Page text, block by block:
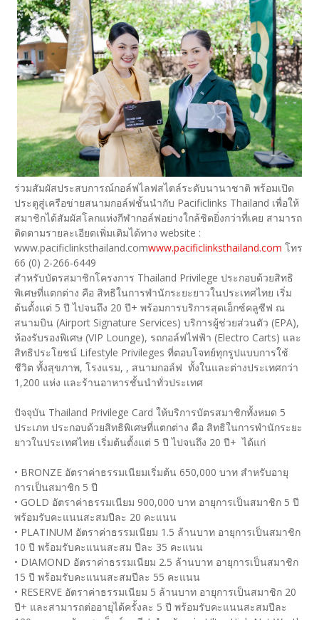
ร่วมสัมผัสประสบการณ์กอล์ฟไลฟสไตล์ระดับนานาชาติ พร้อมเปิด
ประตูสู่เครือข่ายสนามกอล์ฟชั้นนำกับ Pacificlinks Thailand เพื่อให้
สมาชิกได้สัมผัสโลกแห่งกีฬากอล์ฟอย่างใกล้ชิดยิ่งกว่าที่เคย สามารถ
ติดตามรายละเอียดเพิ่มเติมได้ทาง website :
www.pacificlinksthailand.comwww.pacificlinksthailand.com โทร
66 (0) 2-266-6449
สำหรับบัตรสมาชิกโครงการ Thailand Privilege ประกอบด้วยสิทธิ
พิเศษที่แตกต่าง คือ สิทธิในการพำนักระยะยาวในประเทศไทย เริ่ม
ต้นตั้งแต่ 5 ปี ไปจนถึง 20 ปี+ พร้อมการบริการสุดเอ็กซ์คลูซีฟ ณ
สนามบิน (Airport Signature Services) บริการผู้ช่วยส่วนตัว (EPA),
ห้องรับรองพิเศษ (VIP Lounge), รถกอล์ฟไฟฟ้า (Electro Carts) และ
สิทธิประโยชน์ Lifestyle Privileges ที่ตอบโจทย์ทุกรูปแบบการใช้
ชีวิต ทั้งสุขภาพ, โรงแรม, , สนามกอล์ฟ ทั้งในและต่างประเทศกว่า
1,200 แห่ง และร้านอาหารชั้นนำทั่วประเทศ
ปัจจุบัน Thailand Privilege Card ให้บริการบัตรสมาชิกทั้งหมด 5
ประเภท ประกอบด้วยสิทธิพิเศษที่แตกต่าง คือ สิทธิในการพำนักระยะ
ยาวในประเทศไทย เริ่มต้นตั้งแต่ 5 ปี ไปจนถึง 20 ปี+ ได้แก่
​• BRONZE อัตราค่าธรรมเนียมเริ่มต้น 650,000 บาท สำหรับอายุ
การเป็นสมาชิก 5 ปี
​• GOLD อัตราค่าธรรมเนียม 900,000 บาท อายุการเป็นสมาชิก 5 ปี
พร้อมรับคะแนนสะสมปีละ 20 คะแนน
​• PLATINUM อัตราค่าธรรมเนียม 1.5 ล้านบาท อายุการเป็นสมาชิก
10 ปี พร้อมรับคะแนนสะสม ปีละ 35 คะแนน
​• DIAMOND อัตราค่าธรรมเนียม 2.5 ล้านบาท อายุการเป็นสมาชิก
15 ปี พร้อมรับคะแนนสะสมปีละ 55 คะแนน
​• RESERVE อัตราค่าธรรมเนียม 5 ล้านบาท อายุการเป็นสมาชิก 20
ปี+ และสามารถต่ออายุได้ครั้งละ 5 ปี พร้อมรับคะแนนสะสมปีละ